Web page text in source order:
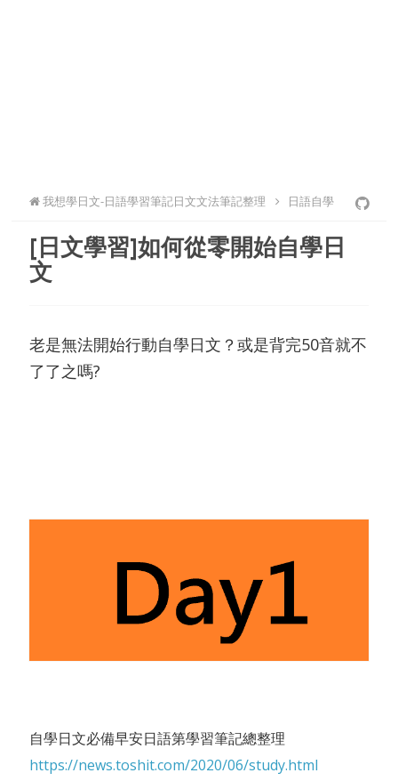
我想學日文-日語學習筆記日文文法筆記整理 日語自學
[日文學習]如何從零開始自學日
文
老是無法開始行動自學日文？或是背完50音就不
了了之嗎?
自學日文必備早安日語第學習筆記總整理
https://news.toshit.com/2020/06/study.html